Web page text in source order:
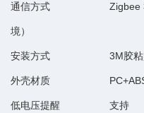
通信方式 Zigbee
境）
安装方式 3M胶
外壳材质
低电压提醒 支持